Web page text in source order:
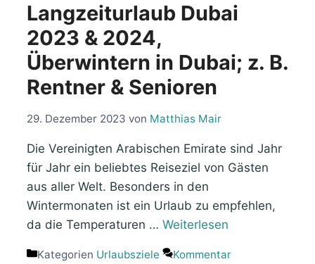
Langzeiturlaub Dubai
2023 & 2024,
Überwintern in Dubai; z. B.
Rentner & Senioren
29. Dezember 2023 von Matthias Mair
Die Vereinigten Arabischen Emirate sind Jahr
für Jahr ein beliebtes Reiseziel von Gästen
aus aller Welt. Besonders in den
Wintermonaten ist ein Urlaub zu empfehlen,
da die Temperaturen … Weiterlesen
Kategorien Urlaubsziele
Kommentar